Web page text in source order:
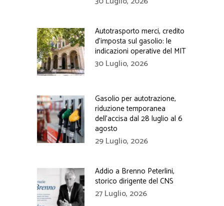
Autotrasporto merci, credito
d’imposta sul gasolio: le
indicazioni operative del MIT
30 Luglio, 2026
Gasolio per autotrazione,
riduzione temporanea
dell’accisa dal 28 luglio al 6
agosto
29 Luglio, 2026
Addio a Brenno Peterlini,
storico dirigente del CNS
27 Luglio, 2026